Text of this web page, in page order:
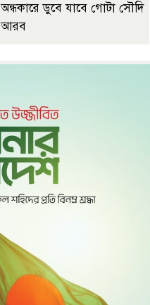
অন্ধকারে ডুবে যাবে গোটা সৌদি
আরব